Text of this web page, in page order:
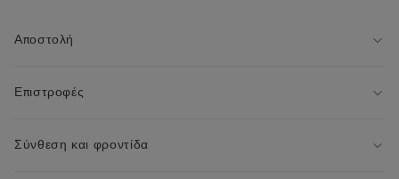
Αποστολή
Επιστροφές
Σύνθεση και φροντίδα